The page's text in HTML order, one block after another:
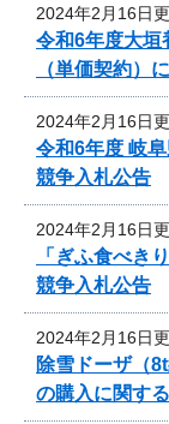
2024年2月16日
令和6年度大垣
（単価契約）
2024年2月16日
令和6年度 岐
競争入札公告
2024年2月16日
「ぎふ食べき
競争入札公告
2024年2月16日
除雪ドーザ（
の購入に関す